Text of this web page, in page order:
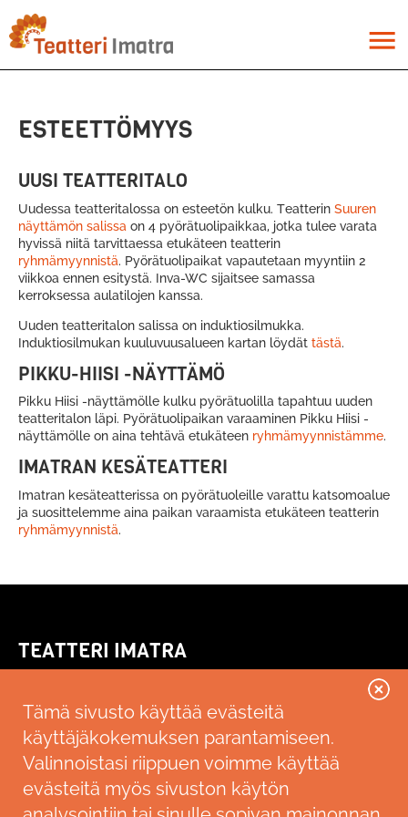
pääsisältöön
menu
ESTEETTÖMYYS
UUSI TEATTERITALO
Uudessa teatteritalossa on esteetön kulku. Teatterin Suuren
näyttämön salissa on 4 pyörätuolipaikkaa, jotka tulee varata
hyvissä niitä tarvittaessa etukäteen teatterin
ryhmämyynnistä. Pyörätuolipaikat vapautetaan myyntiin 2
viikkoa ennen esitystä. Inva-WC sijaitsee samassa
kerroksessa aulatilojen kanssa.
Uuden teatteritalon salissa on induktiosilmukka.
Induktiosilmukan kuuluvuusalueen kartan löydät tästä.
PIKKU-HIISI -NÄYTTÄMÖ
Pikku Hiisi -näyttämölle kulku pyörätuolilla tapahtuu uuden
teatteritalon läpi. Pyörätuolipaikan varaaminen Pikku Hiisi -
näyttämölle on aina tehtävä etukäteen ryhmämyynnistämme.
IMATRAN KESÄTEATTERI
Imatran kesäteatterissa on pyörätuoleille varattu katsomoalue
ja suosittelemme aina paikan varaamista etukäteen teatterin
ryhmämyynnistä.
TEATTERI IMATRA
Saavutettavuusseloste
LIPUNMYYNTI
Tämä sivusto käyttää evästeitä
käyttäjäkokemuksen parantamiseen.
Valinnoistasi riippuen voimme käyttää
evästeitä myös sivuston käytön